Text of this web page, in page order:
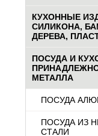
КУХОННЫЕ
СИЛИКОНА,
ДЕРЕВА,
ПОСУДА И
МЕТАЛЛА
ПОСУДА
ПОСУДА ИЗ
СТАЛИ